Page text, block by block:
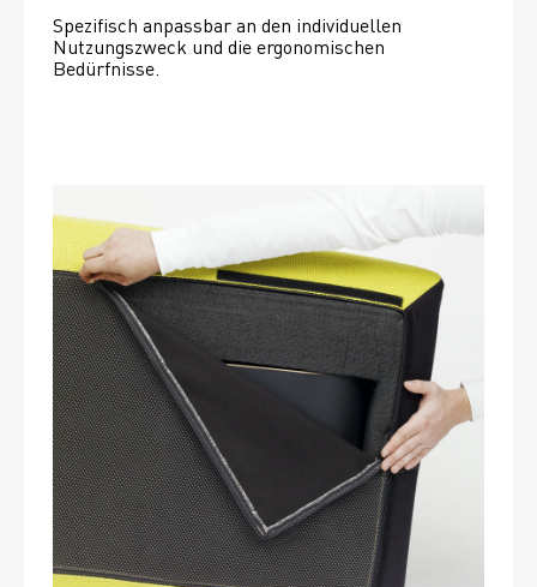
Spezifisch anpassbar an den individuellen
Nutzungszweck und die ergonomischen
Bedürfnisse.